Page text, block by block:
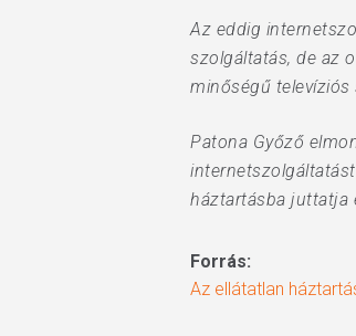
Az eddig
szolgáltatás, de az
minőségű
Patona Győző
háztartásba juttatja
Forrás:
Az ellátatlan